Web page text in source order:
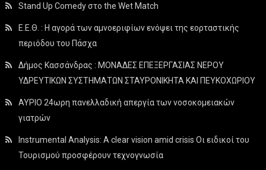
Stand Up Comedy στο the Wet Match
Ε.Ε.Θ. : Η αγορά των αμνοεριφίων ενόψει της εορταστικής
περιόδου του Πάσχα
Δήμος Κασσάνδρας : ΜΟΝΑΔΕΣ ΕΠΕΞΕΡΓΑΣΙΑΣ ΝΕΡΟΥ
ΥΔΡΕΥΤΙΚΩΝ ΣΥΣΤΗΜΑΤΩΝ ΣΤΑΥΡΟΝΙΚΗΤΑ ΚΑΙ ΠΕΥΚΟΧΩΡΙΟΥ
ΑΥΡΙΟ 24ωρη πανελλαδική απεργία των νοσοκομειακών
γιατρών
Instrumental Analysis: A clear vision amid crisis Οι ειδικοί του
Τουρισμού προσφέρουν τεχνογνωσία